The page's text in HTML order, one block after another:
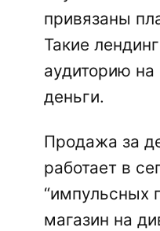
привязаны
Такие
аудиторию
деньги.
Продажа за
работает в
“импульсных
магазин на